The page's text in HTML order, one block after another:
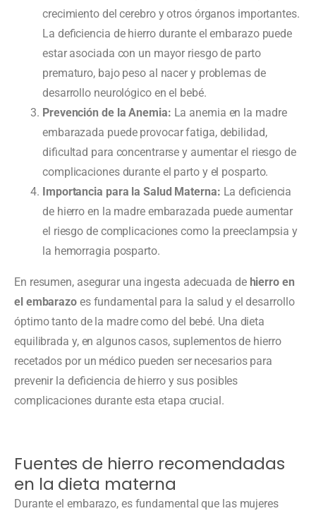
crecimiento del cerebro y otros órganos importantes.
La deficiencia de hierro durante el embarazo puede
estar asociada con un mayor riesgo de parto
prematuro, bajo peso al nacer y problemas de
desarrollo neurológico en el bebé.
Prevención de la Anemia: La anemia en la madre
embarazada puede provocar fatiga, debilidad,
dificultad para concentrarse y aumentar el riesgo de
complicaciones durante el parto y el posparto.
Importancia para la Salud Materna: La deficiencia
de hierro en la madre embarazada puede aumentar
el riesgo de complicaciones como la preeclampsia y
la hemorragia posparto.
En resumen, asegurar una ingesta adecuada de hierro en
el embarazoes fundamental para la salud y el desarrollo
óptimo tanto de la madre como del bebé. Una dieta
equilibrada y, en algunos casos, suplementos de hierro
recetados por un médico pueden ser necesarios para
prevenir la deficiencia de hierro y sus posibles
complicaciones durante esta etapa crucial.
Fuentes de hierro recomendadas
en la dieta materna
Durante el embarazo, es fundamental que las mujeres